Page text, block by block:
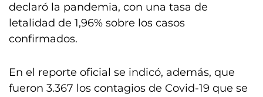
declaró la pandemia, con una tasa de
letalidad de 1,96% sobre los casos
confirmados.
En el reporte oficial se indicó, además, que
fueron 3.367 los contagios de Covid-19 que se